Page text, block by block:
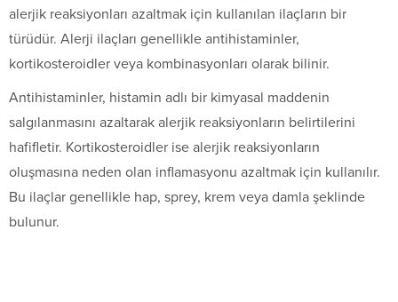
alerjik reaksiyonları azaltmak için kullanılan ilaçların bir
türüdür. Alerji ilaçları genellikle antihistaminler,
kortikosteroidler veya kombinasyonları olarak bilinir.
Antihistaminler, histamin adlı bir kimyasal maddenin
salgılanmasını azaltarak alerjik reaksiyonların belirtilerini
hafifletir. Kortikosteroidler ise alerjik reaksiyonların
oluşmasına neden olan inflamasyonu azaltmak için kullanılır.
Bu ilaçlar genellikle hap, sprey, krem veya damla şeklinde
bulunur.